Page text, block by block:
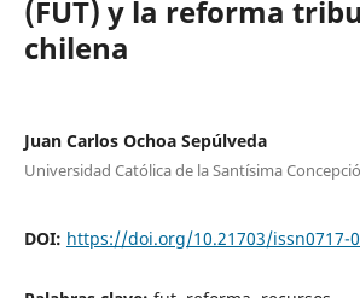
(FUT) y la reforma
chilena
Juan Carlos Ochoa Sepúlveda
Universidad Católica de la Santísima
DOI: https://doi.org/10.21703/issn0717-